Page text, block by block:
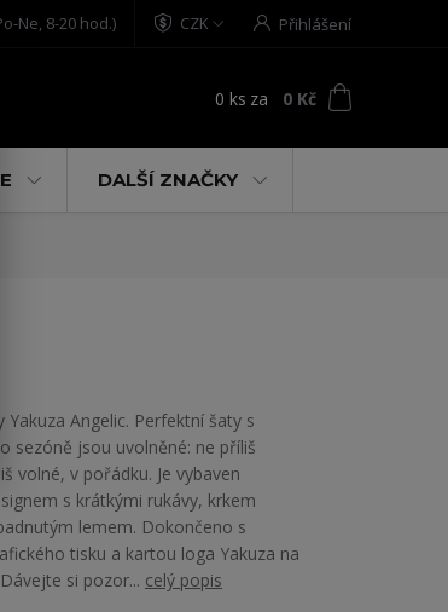
CZK Přihlášení
Ne, 8-20 hod.)
0 ks za 0 Kč
DALŠÍ ZNAČKY
Yakuza Angelic. Perfektní šaty s
sezóně jsou uvolněné: ne příliš
volné, v pořádku. Je vybaven
s krátkými rukávy, krkem
lemem. Dokončeno s
tisku a kartou loga Yakuza na
si pozor... celý popis